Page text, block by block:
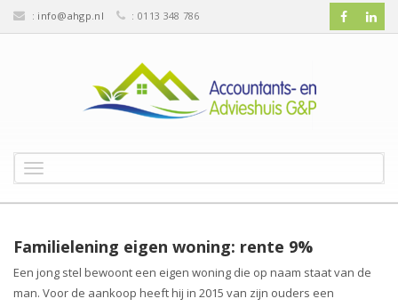
: info@ahgp.nl : 0113 348 786
o
g
l
n
a
Familielening eigen woning: rente 9%
Een jong stel bewoont een eigen woning die op naam staat van de
man. Voor de aankoop heeft hij in 2015 van zijn ouders een